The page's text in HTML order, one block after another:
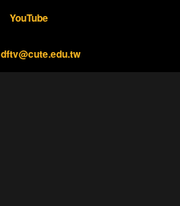
YouTube
dftv@cute.edu.tw